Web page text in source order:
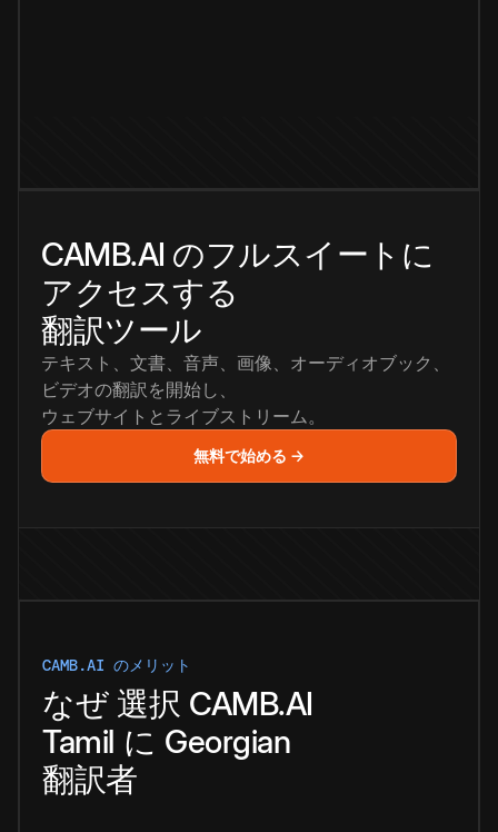
CAMB.AI のフルスイートに
アクセスする
翻訳ツール
テキスト、文書、音声、画像、オーディオブック、
ビデオの翻訳を開始し、
ウェブサイトとライブストリーム。
無料で始める →
CAMB.AI のメリット
なぜ 選択 CAMB.AI
Tamil に Georgian
翻訳者